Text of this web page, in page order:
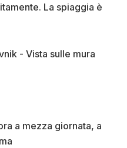
La spiaggia è
a mezza giornata, a